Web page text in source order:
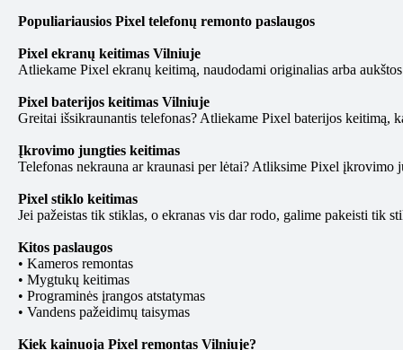
Populiariausios Pixel telefonų remonto paslaugos
Pixel ekranų keitimas Vilniuje
Atliekame Pixel ekranų keitimą, naudodami originalias arba
Pixel baterijos keitimas Vilniuje
Greitai išsikraunantis telefonas? Atliekame Pixel baterijos keitimą,
Įkrovimo jungties keitimas
Telefonas nekrauna ar kraunasi per lėtai? Atliksime Pixel įkrovimo
Pixel stiklo keitimas
Jei pažeistas tik stiklas, o ekranas vis dar rodo, galime pakeisti tik
Kitos paslaugos
• Kameros remontas
• Mygtukų keitimas
• Programinės įrangos atstatymas
• Vandens pažeidimų taisymas
Kiek kainuoja Pixel remontas Vilniuje?